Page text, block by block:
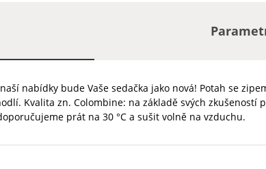
nabídky bude Vaše sedačka jako nová! Potah se
Kvalita zn. Colombine: na základě svých
prát na 30 °C a sušit volně na vzduchu.